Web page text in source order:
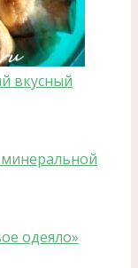
вкусный
одеяло»